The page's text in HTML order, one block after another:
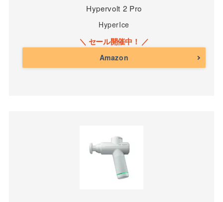
Hypervolt 2 Pro
HyperIce
Amazon